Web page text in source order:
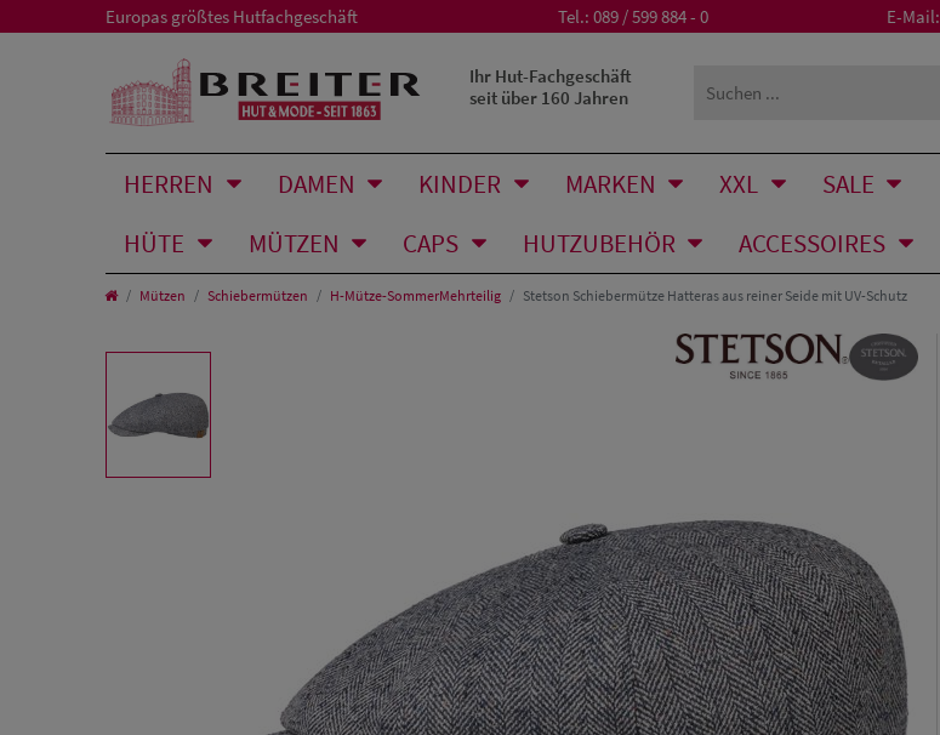
Europas größtes Hutfachgeschäft Tel.: 089 / 599 884 - 0 E-Mail:
Ihr Hut-Fachgeschäft
seit über 160 Jahren
HERREN DAMEN KINDER MARKEN XXL
SALE
HÜTE
MÜTZEN CAPS HUTZUBEHÖR ACCESSOIRES
Mützen Schiebermützen H-Mütze-SommerMehrteilig Stetson Schiebermütze Hatteras aus reiner Seide mit UV-Schutz